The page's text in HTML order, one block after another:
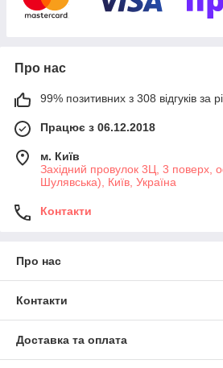
заднього огляду, підігріви
У каталозі представлено понад
від більш ніж 170провідних
гарантією від 12 місяців!
всій Україні в день замовлення.
НАЙПОПУЛЯРНІШІ
Про нас
99% позитивних з 308 відгуків за
Працює з 06.12.2018
м. Київ
Західний провулок 3Ц, 3 поверх,
Шулявська), Київ, Україна
Контакти
Про нас
Контакти
Доставка та оплата